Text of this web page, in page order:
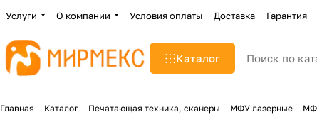
Услуги О компании Условия оплаты Доставка Гарантия
Каталог
Главная Каталог Печатающая техника, сканеры МФУ лазерные